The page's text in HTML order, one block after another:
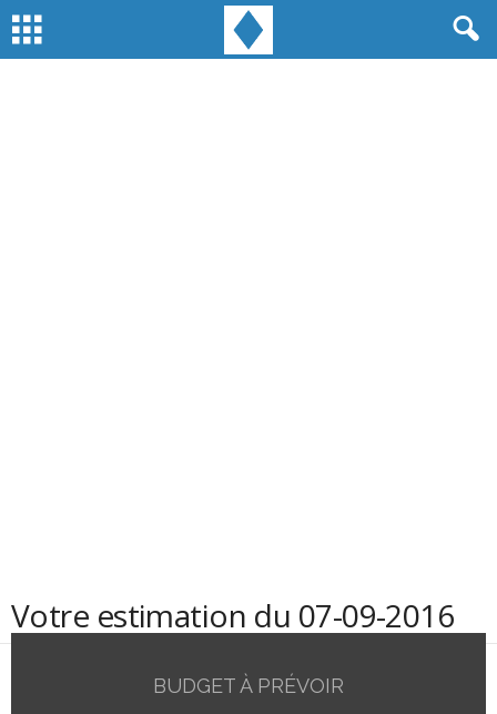
Votre estimation du 07-09-2016
BUDGET À PRÉVOIR